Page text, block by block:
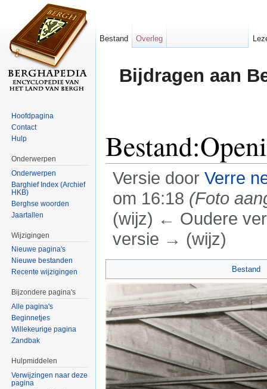
Bijdragen aan
Versie door Verre
om 16:18 (Foto
(wijz) ← Oudere
versie → (wijz)
Bestand
Bestand Overleg
Hoofdpagina
Contact
Hulp
Onderwerpen
Onderwerpen
Barghief Index (Archief
HKB)
Berghse woorden
Jaartallen
Wijzigingen
Nieuwe pagina's
Nieuwe bestanden
Recente wijzigingen
Bijzondere pagina's
Alle pagina's
Beginnetjes
Willekeurige pagina
Zandbak
Hulpmiddelen
Verwijzingen naar deze
pagina